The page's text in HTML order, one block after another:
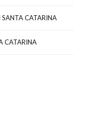
SANTA CATARINA
CATARINA